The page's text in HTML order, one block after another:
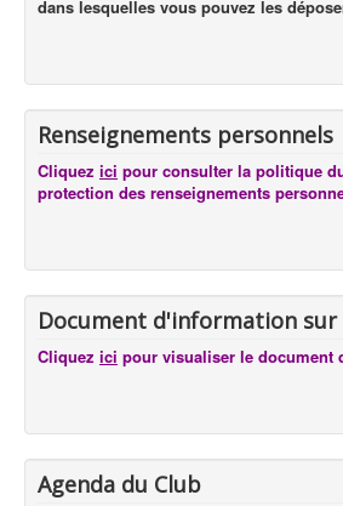
dans lesquelles vous pouvez les
Renseignements personnels
Cliquez ici pour consulter la politique
protection des renseignements
Document d'information
Cliquez ici pour visualiser le document
Agenda du Club